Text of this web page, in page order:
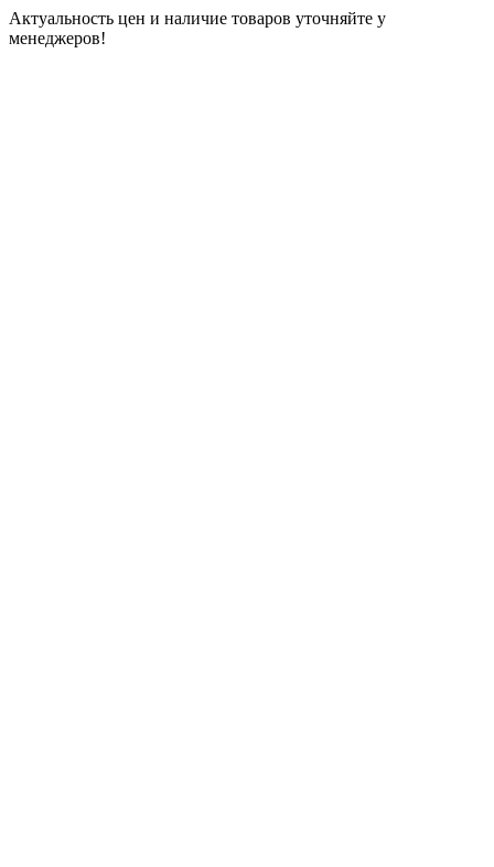
Актуальность цен и наличие товаров уточняйте у
менеджеров!